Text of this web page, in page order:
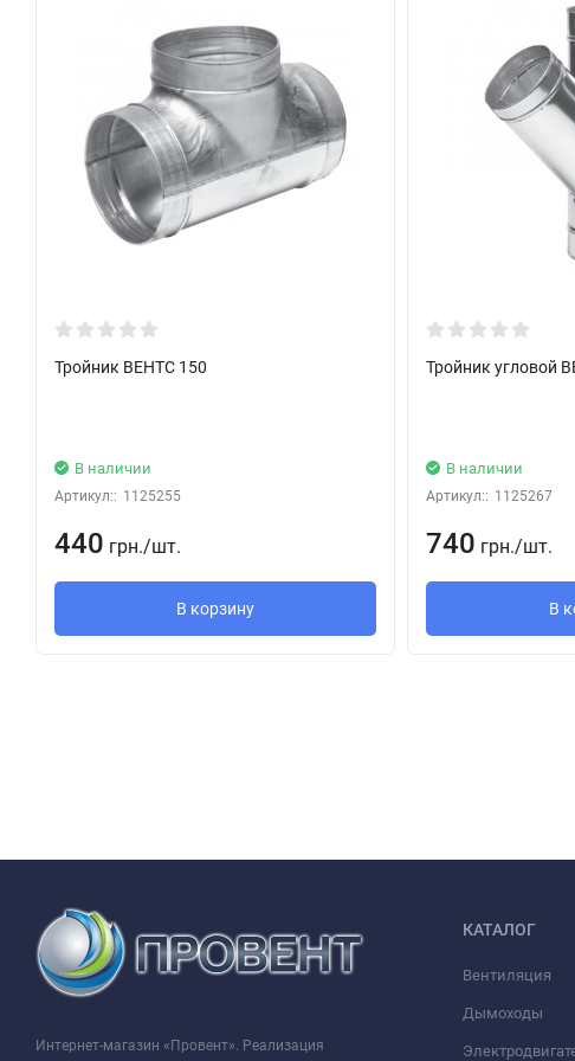
Тройник ВЕНТС 150
В наличии
Артикул:: 1125255
440 грн./шт.
В корзину
Тройник угловой
В наличии
Артикул:: 1125267
740 грн./шт.
В
Интернет-магазин «Провент». Реализация
КАТАЛОГ
Вентиляция
Дымоходы